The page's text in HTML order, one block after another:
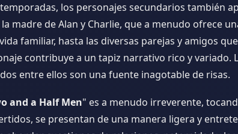
los personajes secundarios también
madre de Alan y Charlie, que a menudo ofrece
familiar, hasta las diversas parejas y amigos
contribuye a un tapiz narrativo rico y variado.
entre ellos son una fuente inagotable de risas.
and a Half Men" es a menudo irreverente,
se presentan de una manera ligera y